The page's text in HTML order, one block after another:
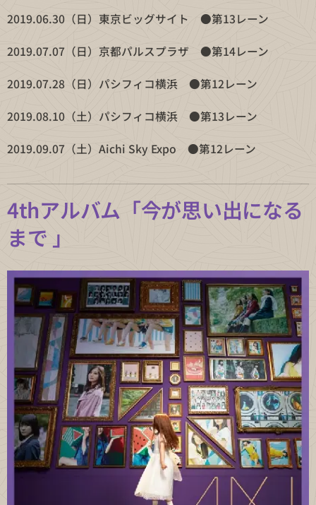
2019.06.30（日）東京ビッグサイト ●第13レーン
2019.07.07（日）京都パルスプラザ ●第14レーン
2019.07.28（日）パシフィコ横浜 ●第12レーン
2019.08.10（土）パシフィコ横浜 ●第13レーン
2019.09.07（土）Aichi Sky Expo ●第12レーン
4thアルバム「今が思い出になる
まで 」